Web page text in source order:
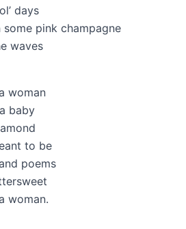
days
pink champagne
waves
woman
baby
to be
poems
woman.